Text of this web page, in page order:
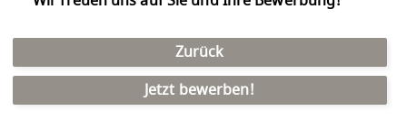
Zurück
Jetzt bewerben!